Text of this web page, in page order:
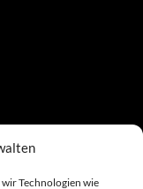
Technologien wie